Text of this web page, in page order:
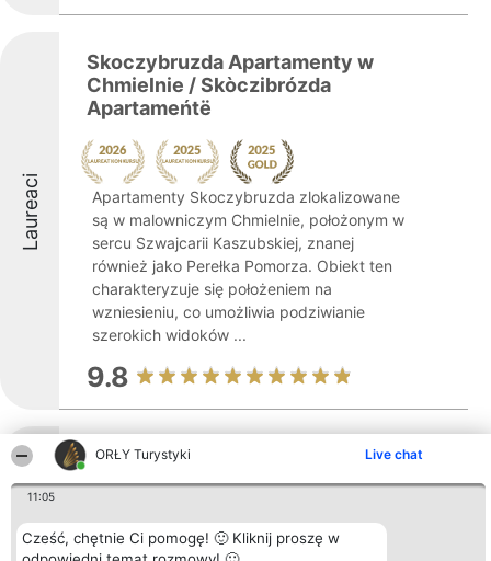
ORŁY Turystyki Live chat
11:05
Cześć, chętnie Ci pomogę! 🙂 Kliknij proszę w
Laureaci
Skoczybruzda Apartamenty w
Chmielnie / Skòczibrózda
Apartameńtë
Apartamenty Skoczybruzda zlokalizowane
są w malowniczym Chmielnie, położonym w
sercu Szwajcarii Kaszubskiej, znanej
również jako Perełka Pomorza. Obiekt ten
charakteryzuje się położeniem na
wzniesieniu, co umożliwia podziwianie
szerokich widoków ...
9.8
Czarny Dąb - Nowoczesny dom
wakacyjny na Kaszubach, jacuzzi,